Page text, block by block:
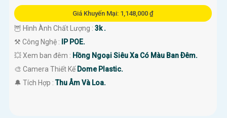
Giá Khuyến Mại: 1,148,000 ₫
🦉 Hình Ành Chất Lượng : 3k .
⚒ Công Nghệ : IP POE.
💥 Xem ban đêm : Hồng Ngoại Siêu Xa Có Màu Ban Ðêm.
🎨 Camera Thiết KếDome Plastic.
️🔔 Tích Hợp :Thu Âm Và Loa.